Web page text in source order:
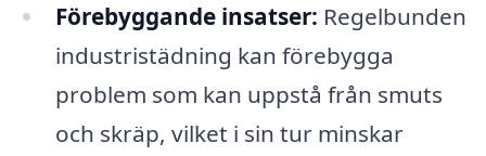
Förebyggande insatser: Regelbunden
industristädning kan förebygga
problem som kan uppstå från smuts
och skräp, vilket i sin tur minskar